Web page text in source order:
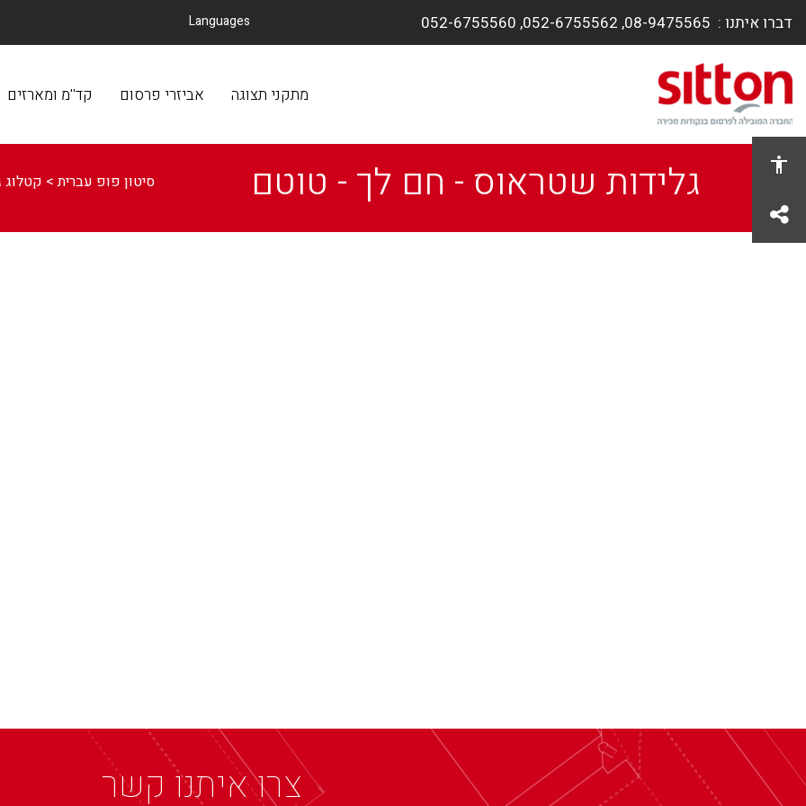
share
דברו איתנו : 08-9475565, ​052-6755562, 052-6755560
Languages
מתקני תצוגהמתקני תצוגה
אביזרי פרסום אביזרי פרסום
קד''מ ומארזים
גלידות שטראוס - חם לך - טוטם סיטון פופ עברית> קטלוג
צרו איתנו קשר